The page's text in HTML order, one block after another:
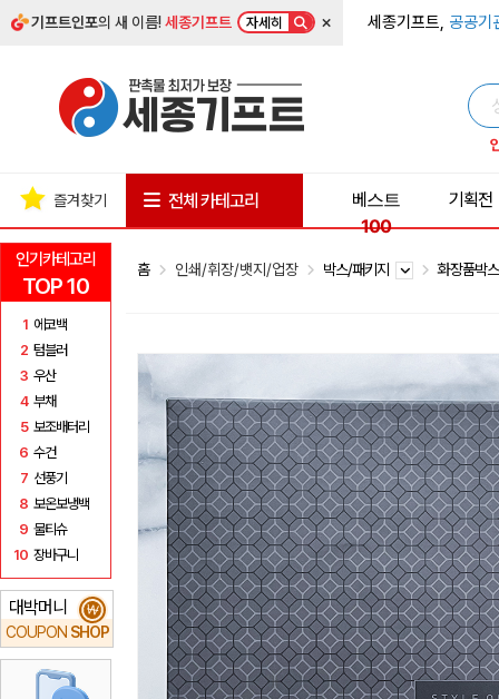
기프트인포의 새 이름!세종기프트 자세히 × 세종기프트, 공공기
인기카테고리
TOP 10
1 에코백
2 텀블러
3 우산
4 부채
5 보조배터리
6 수건
7 선풍기
8 보온보냉백
9 물티슈
10 장바구니
대박머니
COUPON SHOP
₩
즐겨찾기 전체 카테고리
베스트
100
기획전
홈 인쇄/휘장/뱃지/업장 박스/패키지 화장품박